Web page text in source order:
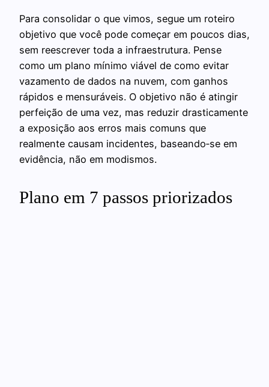
Para consolidar o que vimos, segue um roteiro
objetivo que você pode começar em poucos dias,
sem reescrever toda a infraestrutura. Pense
como um plano mínimo viável de como evitar
vazamento de dados na nuvem, com ganhos
rápidos e mensuráveis. O objetivo não é atingir
perfeição de uma vez, mas reduzir drasticamente
a exposição aos erros mais comuns que
realmente causam incidentes, baseando‑se em
evidência, não em modismos.
Plano em 7 passos priorizados